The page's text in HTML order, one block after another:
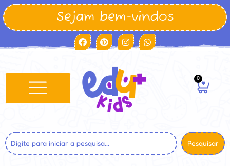
Sejam bem-vindos
0
Pesquisar